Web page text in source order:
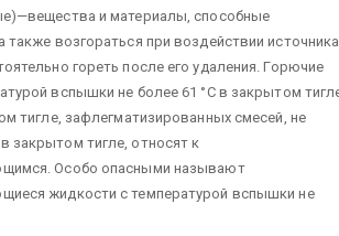
и материалы, способные
также возгораться при воздействии источника
гореть после его удаления. Горючие
вспышки не более 61 °С в закрытом
тигле, зафлегматизированных смесей, не
закрытом тигле, относят к
Особо опасными называют
жидкости с температурой вспышки не